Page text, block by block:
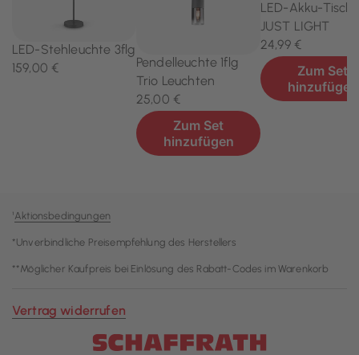
¹Aktionsbedingungen
*Unverbindliche Preisempfehlung des Herstellers
**Möglicher Kaufpreis bei Einlösung des Rabatt-Codes im Warenkorb
Vertrag widerrufen